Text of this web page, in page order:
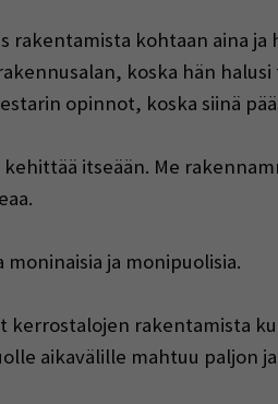
kohtaan aina
koska hän
opinnot, koska siinä
kehittää itseään. Me
ja monipuolisia.
kerrostalojen rakentamista
aikavälille mahtuu paljon